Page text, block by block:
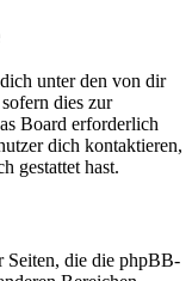
unter den von dir
dies zur
Board erforderlich
dich kontaktieren,
gestattet hast.
Seiten, die die phpBB-